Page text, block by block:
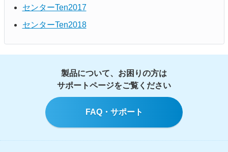
センターTen2017
センターTen2018
製品について、お困りの方は
サポートページをご覧ください
FAQ・サポート